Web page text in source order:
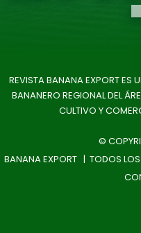
REVISTA BANANA EXPORT ES
BANANERO REGIONAL DEL
CULTIVO Y
©
BANANA EXPORT | TODOS